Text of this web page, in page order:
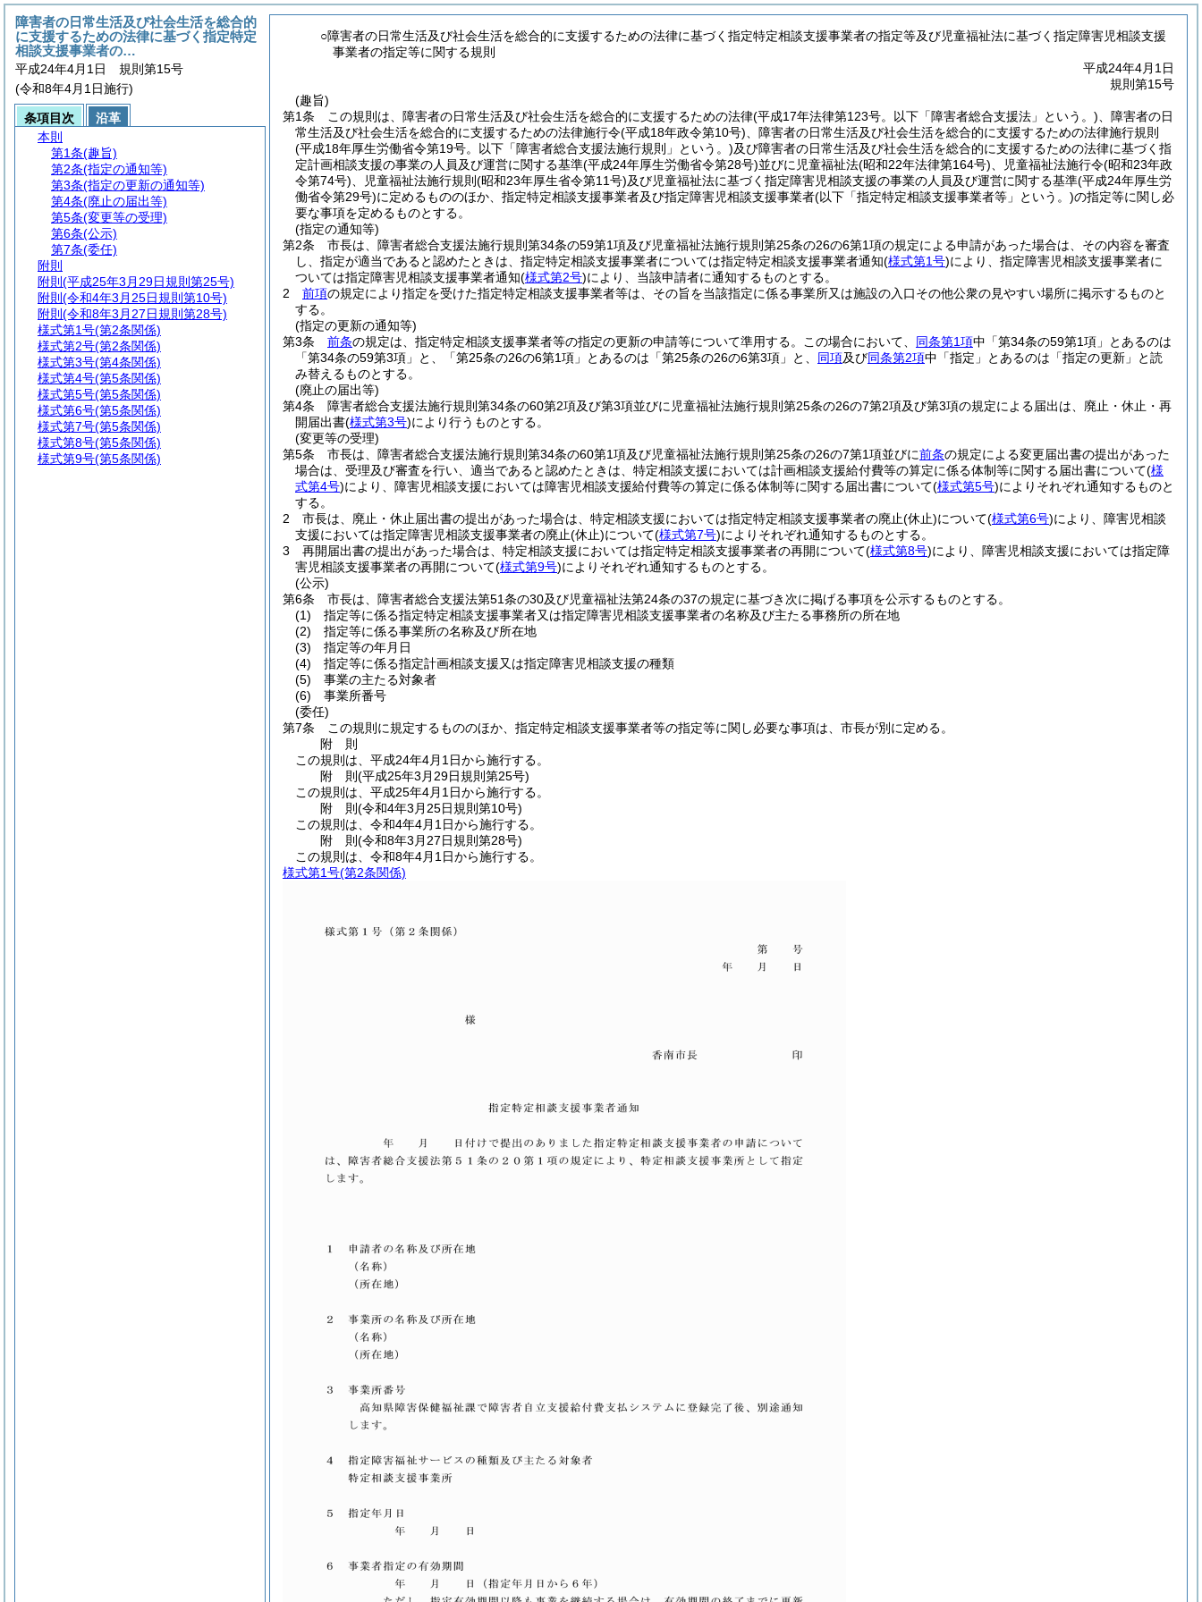
○障害者の日常生活及び社会生活を総合的に支援するための法律に基づく指定特定相談支援事業者の指定等及び児童福祉法に基づく指定障害児相談支援
事業者の指定等に関する規則
平成24年4月1日
規則第15号
(趣旨)
第1条
この規則は、障害者の日常生活及び社会生活を総合的に支援するための法律(平成17年法律第123号。以下「障害者総合支援法」という。) 、障害者の日
常生活及び社会生活を総合的に支援するための法律施行令(平成18年政令第10号) 、障害者の日常生活及び社会生活を総合的に支援するための法律施行規則
(平成18年厚生労働省令第19号。以下「障害者総合支援法施行規則」という。)及び障害者の日常生活及び社会生活を総合的に支援するための法律に基づく指
定計画相談支援の事業の人員及び運営に関する基準(平成24年厚生労働省令第28号)並びに児童福祉法(昭和22年法律第164号) 、児童福祉法施行令(昭和23年政
令第74号) 、児童福祉法施行規則 (昭和23年厚生省令第11号)及び児童福祉法に基づく指定障害児相談支援の事業の人員及び運営に関する基準(平成24年厚生労
働省令第29号)に定めるもののほか、指定特定相談支援事業者及び指定障害児相談支援事業者(以下「指定特定相談支援事業者等」という。)の指定等に関し必
要な事項を定めるものとする。
(指定の通知等)
第2条
市長は、障害者総合支援法施行規則第34条の59第1項及び児童福祉法施行規則第25条の26の6第1項の規定による申請があった場合は、その内容を審査
し、指定が適当であると認めたときは、指定特定相談支援事業者については指定特定相談支援事業者通知(様式第1号)により、指定障害児相談支援事業者に
ついては指定障害児相談支援事業者通知(様式第2号)により、当該申請者に通知するものとする。
2
前項の規定により指定を受けた指定特定相談支援事業者等は、その旨を当該指定に係る事業所又は施設の入口その他公衆の見やすい場所に掲示するものと
する。
(指定の更新の通知等)
第3条
前条の規定は、指定特定相談支援事業者等の指定の更新の申請等について準用する。 この場合において、 同条第1項中「第34条の59第1項」とあるのは
「第34条の59第3項」と、「第25条の26の6第1項」とあるのは「第25条の26の6第3項」と、 同項及び同条第2項中「指定」とあるのは「指定の更新」と読
み替えるものとする。
(廃止の届出等)
第4条
障害者総合支援法施行規則第34条の60第2項及び第3項並びに児童福祉法施行規則第25条の26の7第2項及び第3項の規定による届出は、廃止・休止・再
開届出書(様式第3号)により行うものとする。
(変更等の受理)
第5条
市長は、障害者総合支援法施行規則第34条の60第1項及び児童福祉法施行規則第25条の26の7第1項並びに前条の規定による変更届出書の提出があった
場合は、受理及び審査を行い、適当であると認めたときは、特定相談支援においては計画相談支援給付費等の算定に係る体制等に関する届出書について(様
式第4号)により、障害児相談支援においては障害児相談支援給付費等の算定に係る体制等に関する届出書について(様式第5号)によりそれぞれ通知するものと
する。
2
市長は、廃止・休止届出書の提出があった場合は、特定相談支援においては指定特定相談支援事業者の廃止(休止)について(様式第6号)により、障害児相談
支援においては指定障害児相談支援事業者の廃止(休止)について(様式第7号)によりそれぞれ通知するものとする。
3
再開届出書の提出があった場合は、特定相談支援においては指定特定相談支援事業者の再開について(様式第8号)により、障害児相談支援においては指定障
害児相談支援事業者の再開について(様式第9号)によりそれぞれ通知するものとする。
(公示)
第6条
市長は、障害者総合支援法第51条の30及び児童福祉法第24条の37の規定に基づき次に掲げる事項を公示するものとする。
(1)
指定等に係る指定特定相談支援事業者又は指定障害児相談支援事業者の名称及び主たる事務所の所在地
(2)
指定等に係る事業所の名称及び所在地
(3)
指定等の年月日
(4)
指定等に係る指定計画相談支援又は指定障害児相談支援の種類
(5)
事業の主たる対象者
(6)
事業所番号
(委任)
第7条
この規則に規定するもののほか、指定特定相談支援事業者等の指定等に関し必要な事項は、市長が別に定める。
附 則
この規則は、平成24年4月1日から施行する。
附 則(平成25年3月29日規則第25号)
この規則は、平成25年4月1日から施行する。
附 則(令和4年3月25日規則第10号)
この規則は、令和4年4月1日から施行する。
附 則(令和8年3月27日規則第28号)
この規則は、令和8年4月1日から施行する。
様式第1号(第2条関係)
障害者の日常生活及び社会生活を総合的
に支援するための法律に基づく指定特定
相談支援事業者の…
平成24年4月1日 規則第15号
(令和8年4月1日施行)
条項目次
沿革
本則
第1条(趣旨)
第2条(指定の通知等)
第3条(指定の更新の通知等)
第4条(廃止の届出等)
第5条(変更等の受理)
第6条(公示)
第7条(委任)
附則
附則 (平成25年3月29日規則第25号)
附則 (令和4年3月25日規則第10号)
附則 (令和8年3月27日規則第28号)
様式第1号(第2条関係)
様式第2号(第2条関係)
様式第3号(第4条関係)
様式第4号(第5条関係)
様式第5号(第5条関係)
様式第6号(第5条関係)
様式第7号(第5条関係)
様式第8号(第5条関係)
様式第9号(第5条関係)